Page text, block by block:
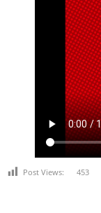
Post Views: 453